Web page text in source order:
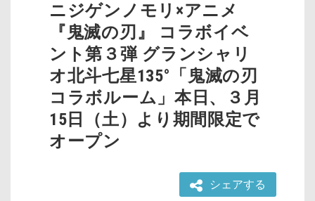
ニジゲンノモリ×アニメ
『鬼滅の刃』 コラボイベ
ント第３弾 グランシャリ
オ北斗七星135°「鬼滅の刃
コラボルーム」本日、３月
15日（土）より期間限定で
オープン
シェアする